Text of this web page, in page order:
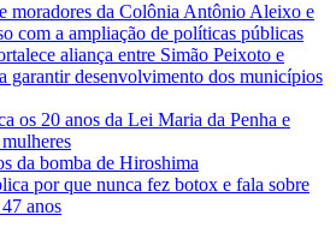
moradores da Colônia Antônio Aleixo e
com a ampliação de políticas públicas
aliança entre Simão Peixoto e
garantir desenvolvimento dos municípios
os 20 anos da Lei Maria da Penha e
da bomba de Hiroshima
por que nunca fez botox e fala sobre
anos